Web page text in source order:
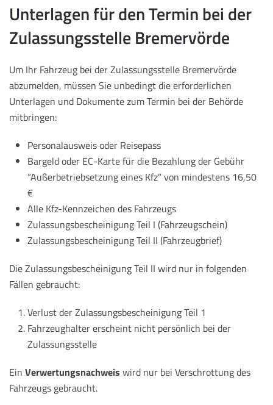
Unterlagen für den Termin bei der
Zulassungsstelle Bremervörde
Um Ihr Fahrzeug bei der Zulassungsstelle Bremervörde
abzumelden, müssen Sie unbedingt die erforderlichen
Unterlagen und Dokumente zum Termin bei der Behörde
mitbringen:
Personalausweis oder Reisepass
Bargeld oder EC-Karte für die Bezahlung der Gebühr
“Außerbetriebsetzung eines Kfz” von mindestens 16,50
€
Alle Kfz-Kennzeichen des Fahrzeugs
Zulassungsbescheinigung Teil I (Fahrzeugschein)
Zulassungsbescheinigung Teil II (Fahrzeugbrief)
Die Zulassungsbescheinigung Teil II wird nur in folgenden
Fällen gebraucht:
Verlust der Zulassungsbescheinigung Teil 1
Fahrzeughalter erscheint nicht persönlich bei der
Zulassungsstelle
Ein Verwertungsnachweis wird nur bei Verschrottung des
Fahrzeugs gebraucht.